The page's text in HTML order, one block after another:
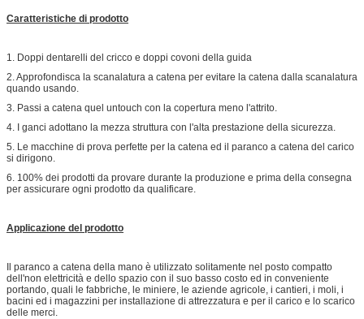
Caratteristiche di prodotto
1. Doppi dentarelli del cricco e doppi covoni della guida
2. Approfondisca la scanalatura a catena per evitare la catena dalla scanalatura
quando usando.
3. Passi a catena quel untouch con la copertura meno l'attrito.
4. I ganci adottano la mezza struttura con l'alta prestazione della sicurezza.
5. Le macchine di prova perfette per la catena ed il paranco a catena del carico
si dirigono.
6. 100% dei prodotti da provare durante la produzione e prima della consegna
per assicurare ogni prodotto da qualificare.
Applicazione del prodotto
Il paranco a catena della mano è utilizzato solitamente nel posto compatto
dell'non elettricità e dello spazio con il suo basso costo ed in conveniente
portando, quali le fabbriche, le miniere, le aziende agricole, i cantieri, i moli, i
bacini ed i magazzini per installazione di attrezzatura e per il carico e lo scarico
delle merci.